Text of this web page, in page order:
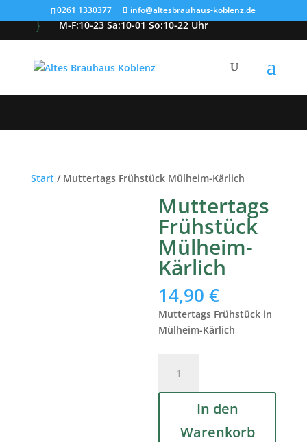
0261 1330377 info@altesbrauhaus-koblenz.de
} M-F:10-23 Sa:10-01 So:10-22 Uhr
v 0261 1330377 
Start / Muttertags Frühstück Mülheim-Kärlich
Muttertags
Frühstück
Mülheim-
Kärlich
14,90€
Muttertags Frühstück in
Mülheim-Kärlich
Frühstück
Mülheim-
Menge
In den
Warenkorb